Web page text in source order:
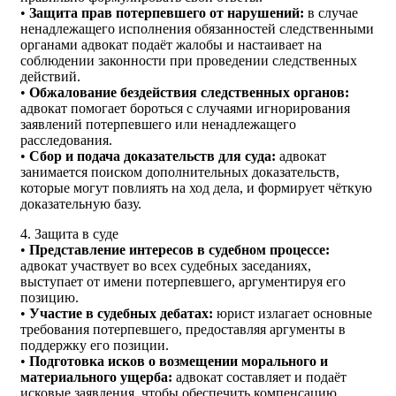
• Защита прав потерпевшего от нарушений: в случае
ненадлежащего исполнения обязанностей следственными
органами адвокат подаёт жалобы и настаивает на
соблюдении законности при проведении следственных
действий.
• Обжалование бездействия следственных органов:
адвокат помогает бороться с случаями игнорирования
заявлений потерпевшего или ненадлежащего
расследования.
• Сбор и подача доказательств для суда: адвокат
занимается поиском дополнительных доказательств,
которые могут повлиять на ход дела, и формирует чёткую
доказательную базу.
4. Защита в суде
• Представление интересов в судебном процессе:
адвокат участвует во всех судебных заседаниях,
выступает от имени потерпевшего, аргументируя его
позицию.
• Участие в судебных дебатах: юрист излагает основные
требования потерпевшего, предоставляя аргументы в
поддержку его позиции.
• Подготовка исков о возмещении морального и
материального ущерба: адвокат составляет и подаёт